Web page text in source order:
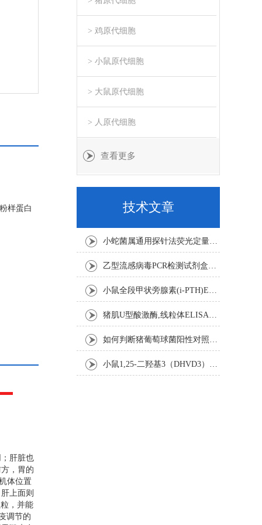
样蛋白
肝脏也
，胃的
体位置
上面则
，并能
调节的
> 鸡原代细胞
> 小鼠原代细胞
> 大鼠原代细胞
> 人原代细胞
查看更多
技术文章
小蛇菌属通用探针法荧光定量PCR试剂盒实验注意事项
乙型流感病毒PCR检测试剂盒反应五要素
小鼠全段甲状旁腺素(i-PTH)ELISA试剂盒操作步骤
猪肌U型酸激酶,线粒体ELISA试剂盒注意事项
如何判断猪葡萄球菌阳性对照是否失效
小鼠1,25-二羟基3（DHVD3）elisa试剂盒操作步骤